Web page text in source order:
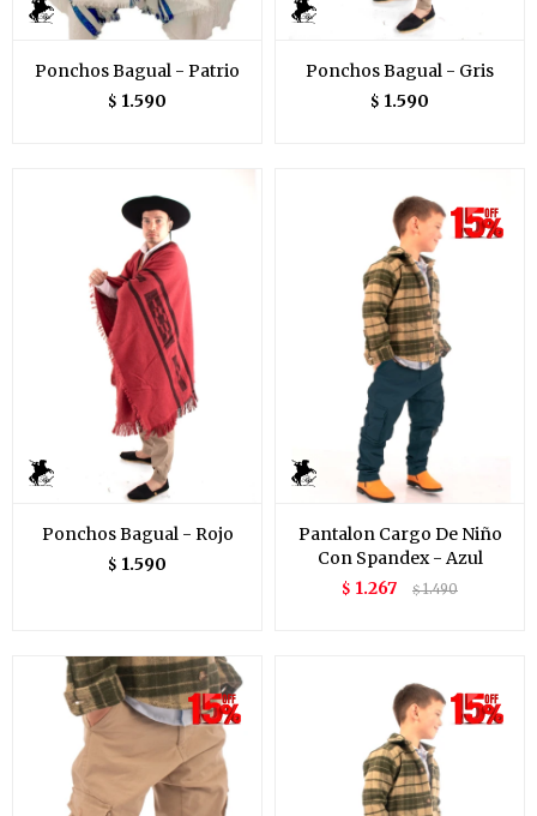
Ponchos Bagual - Patrio
$ 1.590
Ponchos Bagual - Gris
$ 1.590
Ponchos Bagual - Rojo
$ 1.590
Pantalon Cargo De Niño
Con Spandex - Azul
$ 1.267 $1.490